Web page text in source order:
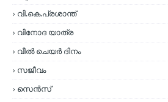
വി.കെ.പ്രശാന്ത്
വിനോദ യാത്ര
വീല്‍ ചെയര്‍ ദിനം
സജീവം
സെന്‍സ്